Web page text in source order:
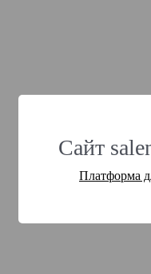
Сайт
Платформа